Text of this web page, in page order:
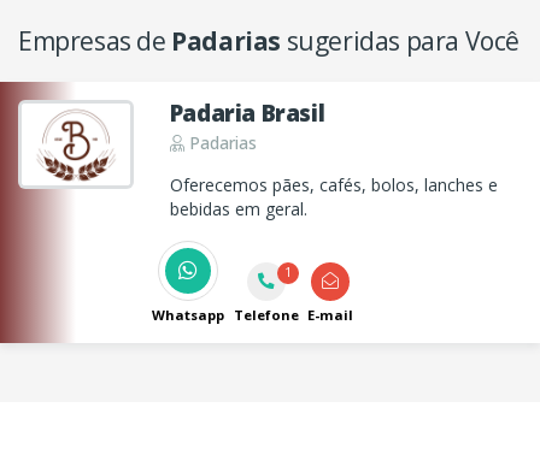
Empresas de Padarias sugeridas para Você
Padaria Brasil
Padarias
Oferecemos pães, cafés, bolos, lanches e
bebidas em geral.
Whatsapp
1
Telefone E-mail